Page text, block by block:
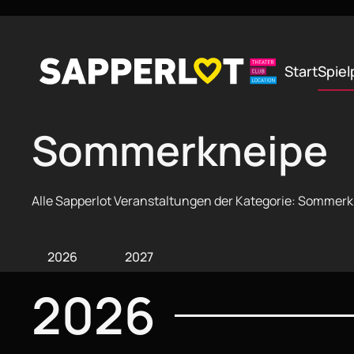
Start
Sommerkneipe
Alle Sapperlot Veranstaltungen der Kategorie:
2026 2027
2026